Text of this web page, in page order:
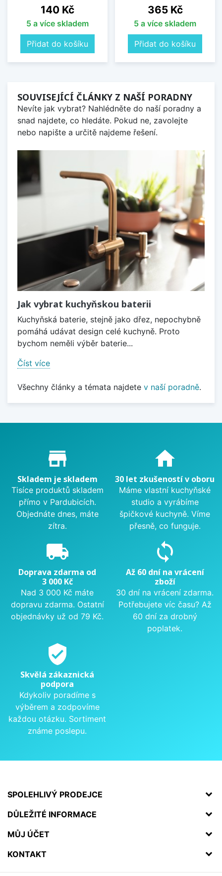
Cena
140 Kč
5 a více skladem
Přidat do košíku
Cena
365 Kč
5 a více skladem
Přidat do košíku
SOUVISEJÍCÍ ČLÁNKY Z NAŠÍ PORADNY
Nevíte jak vybrat? Nahlédněte do naší poradny a
snad najdete, co hledáte. Pokud ne, zavolejte
nebo napište a určitě najdeme řešení.
Jak vybrat kuchyňskou baterii
Kuchyňská baterie, stejně jako dřez, nepochybně
pomáhá udávat design celé kuchyně. Proto
bychom neměli výběr baterie...
Číst více
Všechny články a témata najdete v naší poradně.
Proč nakupovat u nás?
store_mall_directory
Skladem je skladem
Tisíce produktů skladem
přímo v Pardubicích.
Objednáte dnes, máte
zítra.
home
30 let zkušeností v oboru
Máme vlastní kuchyňské
studio a vyrábíme
špičkové kuchyně. Víme
přesně, co funguje.
local_shipping
Doprava zdarma od
3 000 Kč
Nad 3 000 Kč máte
dopravu zdarma. Ostatní
objednávky už od 79 Kč.
sync
Až 60 dní na vrácení
zboží
30 dní na vrácení zdarma.
Potřebujete víc času? Až
60 dní za drobný
poplatek.
verified_user
Skvělá zákaznická
podpora
Kdykoliv poradíme s
výběrem a zodpovíme
každou otázku. Sortiment
známe poslepu.
SPOLEHLIVÝ PRODEJCE
DŮLEŽITÉ INFORMACE
MŮJ ÚČET
KONTAKT